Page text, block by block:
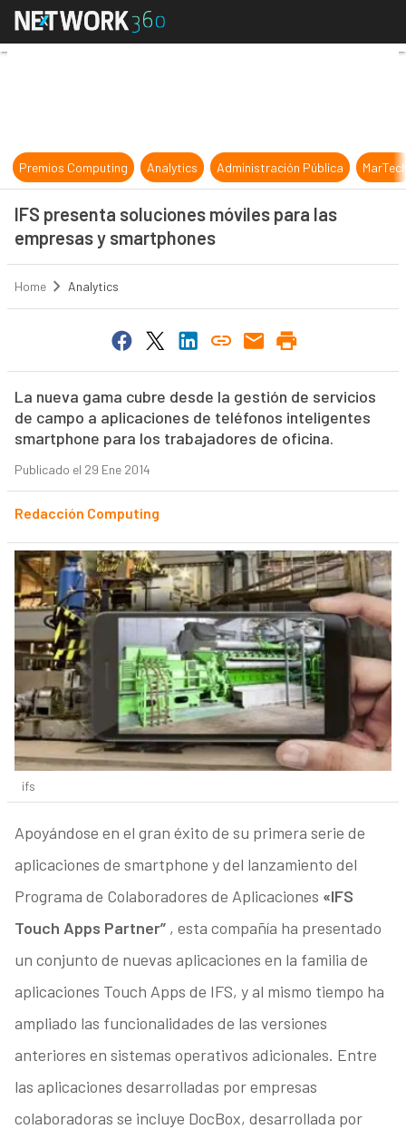
IFS presenta soluciones móviles
Premios Computing Analytics Administración Pública
IFS presenta soluciones móviles para las
empresas y smartphones
Home Analytics
La nueva gama cubre desde la gestión de servicios
de campo a aplicaciones de teléfonos inteligentes
smartphone para los trabajadores de oficina.
Publicado el 29 Ene 2014
Redacción Computing
ifs
Apoyándose en el gran éxito de su primera serie de
aplicaciones de smartphone y del lanzamiento del
Programa de Colaboradores de Aplicaciones «IFS
Touch Apps Partner”, esta compañía ha presentado
un conjunto de nuevas aplicaciones en la familia de
aplicaciones Touch Apps de IFS, y al mismo tiempo ha
ampliado las funcionalidades de las versiones
anteriores en sistemas operativos adicionales. Entre
las aplicaciones desarrolladas por empresas
colaboradoras se incluye DocBox, desarrollada por